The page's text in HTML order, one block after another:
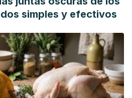
health-topics/high-blood-
can-make-to-manage-high-blood-
can-help-control-high-blood-
What’s Best for Your Bones
nutritionsource/what-should-
simples y efectivos